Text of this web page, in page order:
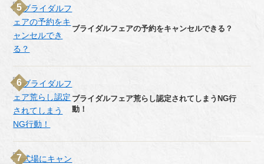
ブライダルフェアの予約をキャンセルできる？
ブライダルフェア荒らし認定されてしまうNG行
動！